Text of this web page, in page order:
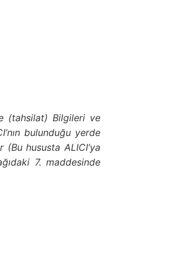
(tahsilat) Bilgileri ve
bulunduğu yerde
hususta ALICI’ya
7. maddesinde